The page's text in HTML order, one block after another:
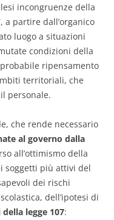
incongruenze della
a partire dall’organico
luogo a situazioni
condizioni della
ripensamento
territoriali, che
personale.
che rende necessario
al governo dalla
all’ottimismo della
soggetti più attivi del
dei rischi
dell’ipotesi di
legge 107: